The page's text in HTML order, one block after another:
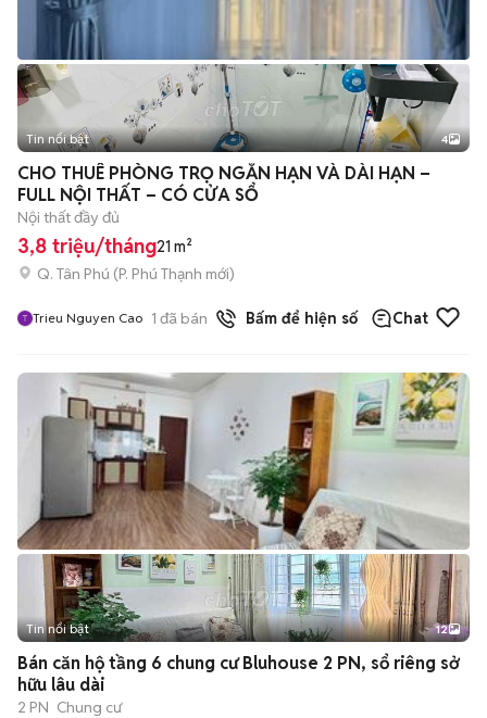
Tin nổi bật 4
CHO THUÊ PHÒNG TRỌ NGẮN HẠN VÀ DÀI HẠN –
FULL NỘI THẤT – CÓ CỬA SỔ
Nội thất đầy đủ
3,8 triệu/tháng21 m²
Q. Tân Phú (P. Phú Thạnh mới)
Trieu Nguyen Cao 1 đã bán Bấm để hiện số Chat
+2
Tin nổi bật 12
Bán căn hộ tầng 6 chung cư Bluhouse 2 PN, sổ riêng sở
hữu lâu dài
2 PN Chung cư